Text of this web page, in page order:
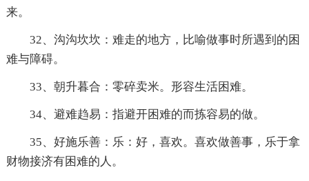
来。
32、沟沟坎坎：难走的地方，比喻做事时所遇到的困
难与障碍。
33、朝升暮合：零碎卖米。形容生活困难。
34、避难趋易：指避开困难的而拣容易的做。
35、好施乐善：乐：好，喜欢。喜欢做善事，乐于拿
财物接济有困难的人。